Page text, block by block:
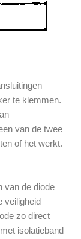
te klemmen.
van de twee
of het werkt.
van de diode
veiligheid
zo direct
isolatieband